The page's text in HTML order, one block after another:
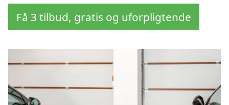
Få 3 tilbud, gratis og uforpligtende